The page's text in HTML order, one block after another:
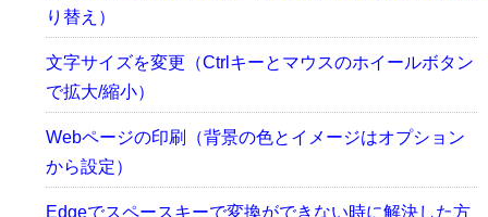
り替え）
文字サイズを変更（Ctrlキーとマウスのホイールボタン
で拡大/縮小）
Webページの印刷（背景の色とイメージはオプション
から設定）
Edgeでスペースキーで変換ができない時に解決した方